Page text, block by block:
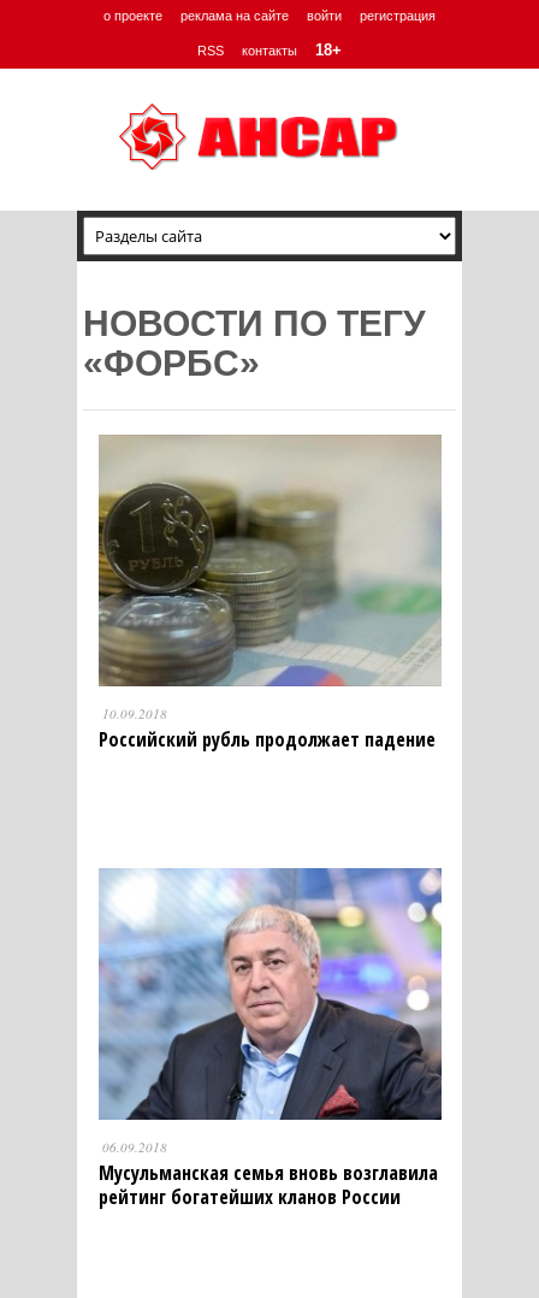
о проекте реклама на сайте войти регистрация
RSS контакты 18+
НОВОСТИ ПО ТЕГУ
«ФОРБС»
10.09.2018
Российский рубль продолжает падение
06.09.2018
Мусульманская семья вновь возглавила
рейтинг богатейших кланов России